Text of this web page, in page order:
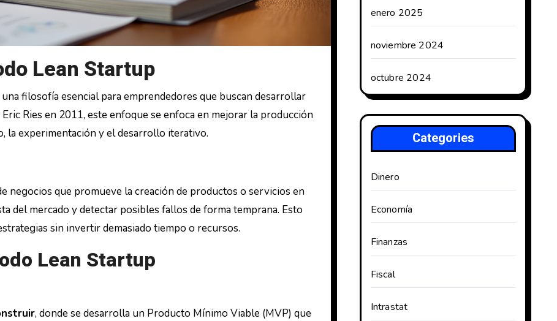
Lean Startup
filosofía esencial para emprendedores que buscan desarrollar
Ries en 2011, este enfoque se enfoca en mejorar la producción
la experimentación y el desarrollo iterativo.
negocios que promueve la creación de productos o servicios en
del mercado y detectar posibles fallos de forma temprana. Esto
sin invertir demasiado tiempo o recursos.
Lean Startup
, donde se desarrolla un Producto Mínimo Viable (MVP) que
enero 2025
noviembre 2024
octubre 2024
Categories
Dinero
Economía
Finanzas
Fiscal
Intrastat